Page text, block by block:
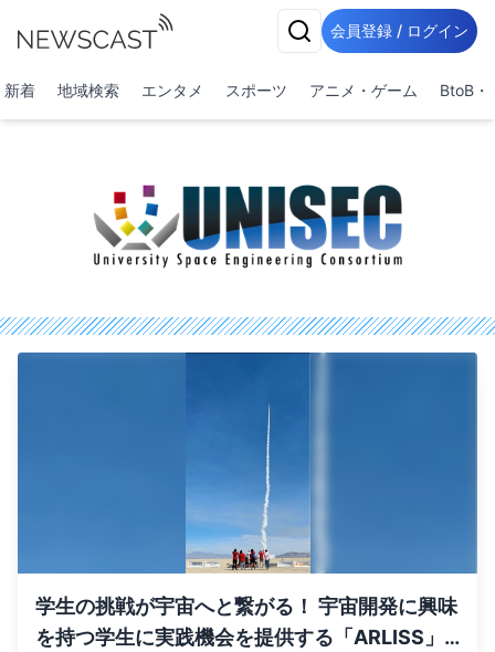
会員登録 / ログイン
新着 地域検索 エンタメ スポーツ アニメ・ゲーム BtoB・
学生の挑戦が宇宙へと繋がる！ 宇宙開発に興味
を持つ学生に実践機会を提供する「ARLISS」